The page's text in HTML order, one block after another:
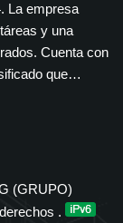
La empresa
y una
Cuenta con
que
médicos y
bandejas de
ampliamente
y de
de importación
(GRUPO)
.